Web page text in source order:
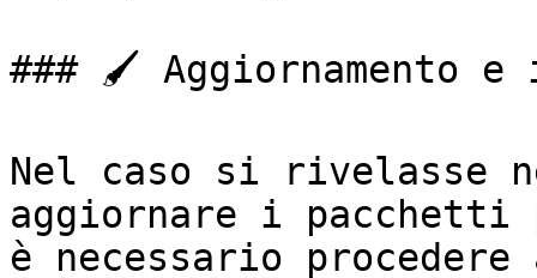
### 🖌️ Aggiornamento
Nel caso si rivelasse
aggiornare i
è necessario